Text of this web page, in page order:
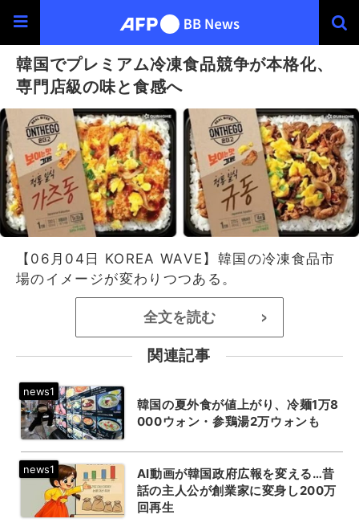
韓国でプレミアム冷凍食品競争が本格化、
専門店級の味と食感へ
【06月04日 KOREA WAVE】韓国の冷凍食品市
場のイメージが変わりつつある。
全文を読む >
関連記事
韓国の夏外食が値上がり、冷麺1万8
000ウォン・参鶏湯2万ウォンも
AI動画が韓国政府広報を変える…昔
話の主人公が創業家に変身し200万
回再生